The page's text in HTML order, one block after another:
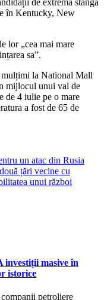
în Kentucky, New
lor „cea mai mare
sa”.
mulțimi la National Mall
mijlocul unui val de
de 4 iulie pe o mare
a fost de 65 de
un atac din Rusia
țări vecine cu
unui război
investiții masive în
istorice
petroliere